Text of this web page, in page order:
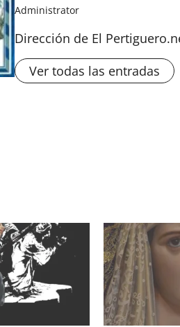
Administrator
Dirección de El
Ver todas las entradas